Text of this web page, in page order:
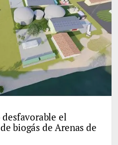
el
biogás de Arenas de